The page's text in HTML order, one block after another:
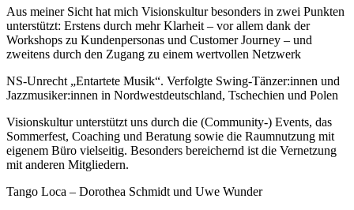
Aus meiner Sicht hat mich Visionskultur besonders in zwei Punkten
unterstützt: Erstens durch mehr Klarheit – vor allem dank der
Workshops zu Kundenpersonas und Customer Journey – und
zweitens durch den Zugang zu einem wertvollen Netzwerk
NS-Unrecht „Entartete Musik“. Verfolgte Swing-Tänzer:innen und
Jazzmusiker:innen in Nordwestdeutschland, Tschechien und Polen
Visionskultur unterstützt uns durch die (Community-) Events, das
Sommerfest, Coaching und Beratung sowie die Raumnutzung mit
eigenem Büro vielseitig. Besonders bereichernd ist die Vernetzung
mit anderen Mitgliedern.
Tango Loca – Dorothea Schmidt und Uwe Wunder